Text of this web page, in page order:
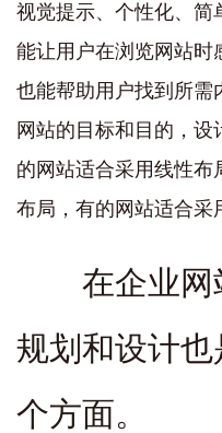
视觉提示、个性化、简
能让用户在浏览网站时
也能帮助用户找到所需
网站的目标和目的，
的网站适合采用线性布
布局，有的网站适合采
在企业
规划和设计
个方面。